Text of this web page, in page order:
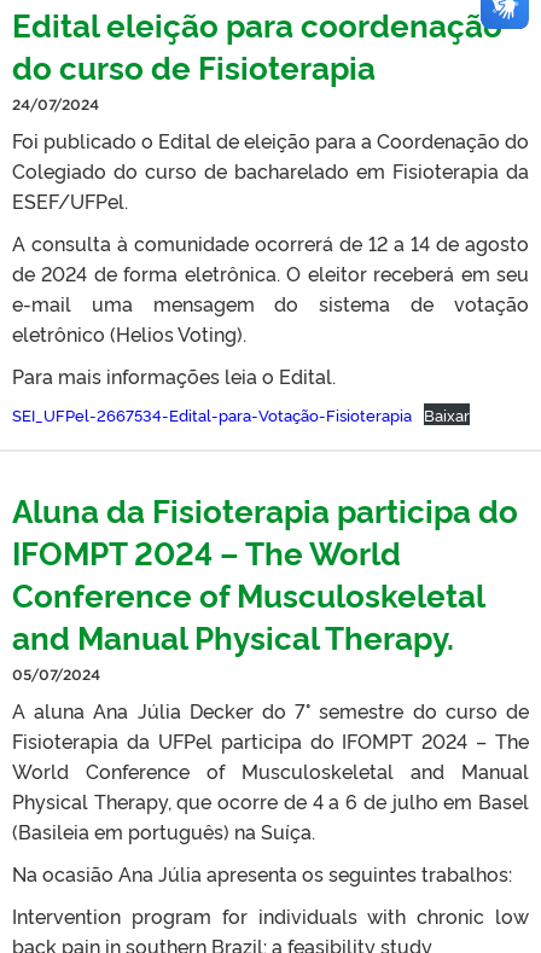
Edital eleição para coordenação
do curso de Fisioterapia
24/07/2024
Foi publicado o Edital de eleição para a Coordenação do
Colegiado do curso de bacharelado em Fisioterapia da
ESEF/UFPel.
A consulta à comunidade ocorrerá de 12 a 14 de agosto
de 2024 de forma eletrônica. O eleitor receberá em seu
e-mail uma mensagem do sistema de votação
eletrônico (Helios Voting).
Para mais informações leia o Edital.
SEI_UFPel-2667534-Edital-para-Votação-Fisioterapia Baixar
Aluna da Fisioterapia participa do
IFOMPT 2024 – The World
Conference of Musculoskeletal
and Manual Physical Therapy.
05/07/2024
A aluna Ana Júlia Decker do 7° semestre do curso de
Fisioterapia da UFPel participa do IFOMPT 2024 – The
World Conference of Musculoskeletal and Manual
Physical Therapy, que ocorre de 4 a 6 de julho em Basel
(Basileia em português) na Suíça.
Na ocasião Ana Júlia apresenta os seguintes trabalhos:
Intervention program for individuals with chronic low
back pain in southern Brazil: a feasibility study